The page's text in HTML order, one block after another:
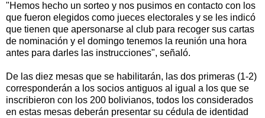
"Hemos hecho un sorteo y nos pusimos en contacto con los
que fueron elegidos como jueces electorales y se les indicó
que tienen que apersonarse al club para recoger sus cartas
de nominación y el domingo tenemos la reunión una hora
antes para darles las instrucciones", señaló.
De las diez mesas que se habilitarán, las dos primeras (1-2)
corresponderán a los socios antiguos al igual a los que se
inscribieron con los 200 bolivianos, todos los considerados
en estas mesas deberán presentar su cédula de identidad